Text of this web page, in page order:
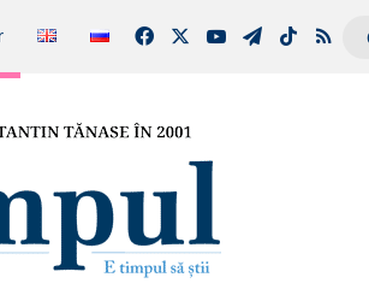
FacebookYouTubeTelegram
TikTokRSS